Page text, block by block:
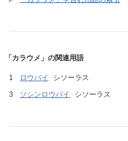
「カラウメ」の関連用語
ロウバイ シソーラス
ソシンロウバイ
シソーラス